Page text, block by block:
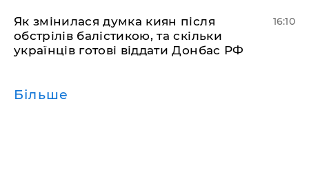
Як змінилася думка киян після
обстрілів балістикою, та скільки
українців готові віддати Донбас РФ
16:10
Більше